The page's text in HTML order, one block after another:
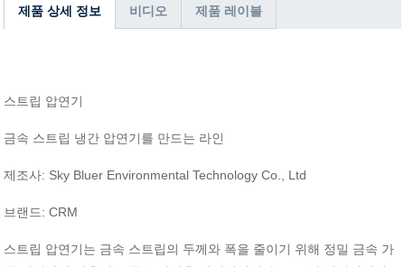
제품 상세 정보 비디오 제품 레이블
스트립 압연기
금속 스트립 냉간 압연기를 만드는 라인
제조사: Sky Bluer Environmental Technology Co., Ltd
브랜드: CRM
스트립 압연기는 금속 스트립의 두께와 폭을 줄이기 위해 정밀 금속 가